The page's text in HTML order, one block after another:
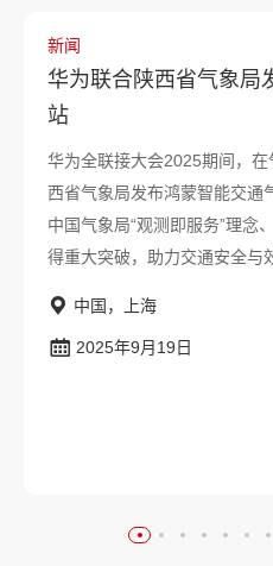
新闻
华为联合陕西省气象局
站
华为全联接大会2025期间，
西省气象局发布鸿蒙智能交通
中国气象局“观测即服务”理念
得重大突破，助力交通安全与
中国，上海
2025年9月19日